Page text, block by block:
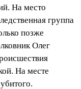
На место
группа
позже
Олег
На месте